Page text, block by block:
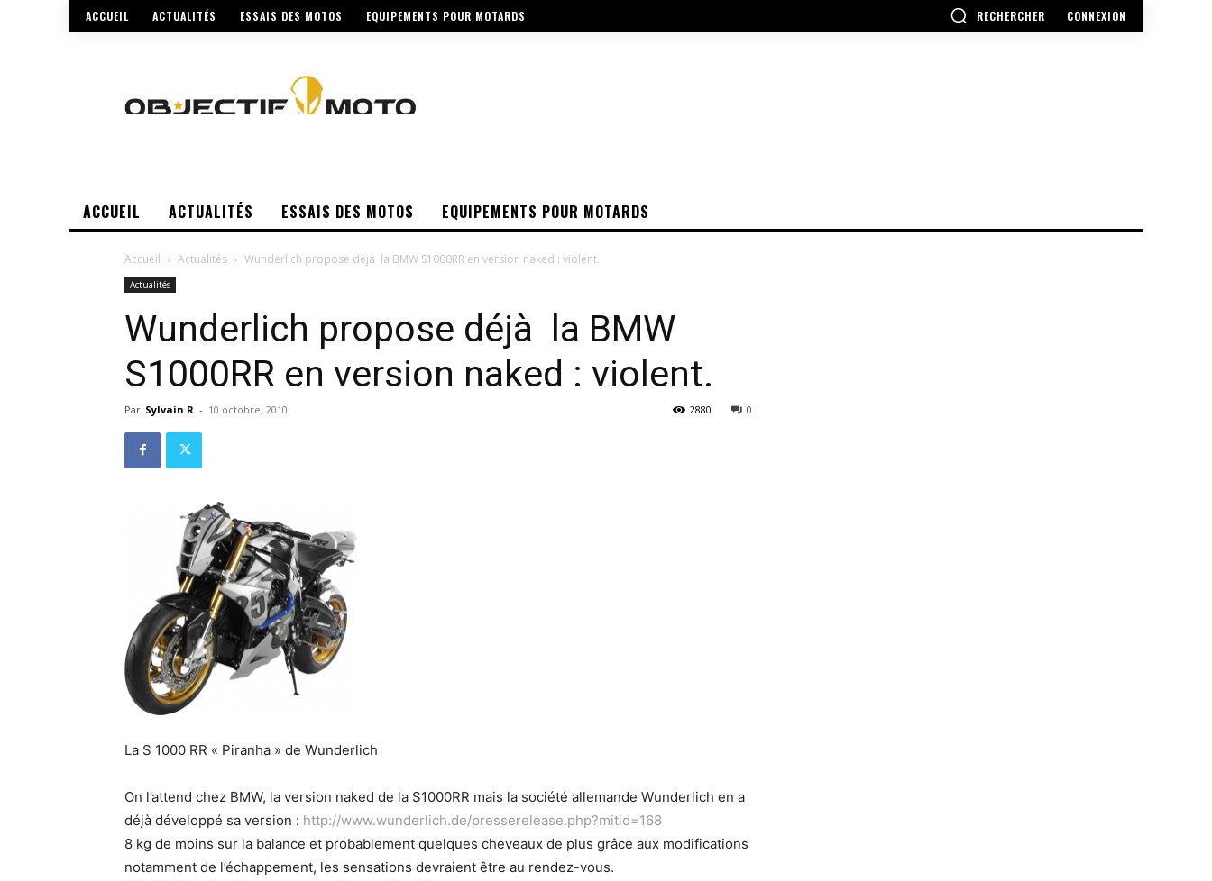
ACCUEIL ACTUALITÉS ESSAIS DES MOTOS EQUIPEMENTS POUR MOTARDS RECHERCHER CONNEXION
ACCUEIL ACTUALITÉS ESSAIS DES MOTOS EQUIPEMENTS POUR MOTARDS
Accueil Actualités Wunderlich propose déjà la BMW S1000RR en version naked : violent.
Actualités
Wunderlich propose déjà la BMW
S1000RR en version naked : violent.
Par Sylvain R - 10 octobre, 2010 0
2880
La S 1000 RR « Piranha » de Wunderlich
On l’attend chez BMW, la version naked de la S1000RR mais la société allemande Wunderlich en a
déjà développé sa version : http://www.wunderlich.de/presserelease.php?mitid=168
8 kg de moins sur la balance et probablement quelques cheveaux de plus grâce aux modifications
notamment de l’échappement, les sensations devraient être au rendez-vous.